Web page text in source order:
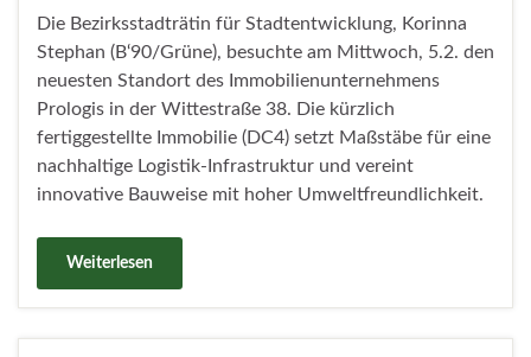
Die Bezirksstadträtin für Stadtentwicklung, Korinna
Stephan (B‘90/Grüne), besuchte am Mittwoch, 5.2. den
neuesten Standort des Immobilienunternehmens
Prologis in der Wittestraße 38. Die kürzlich
fertiggestellte Immobilie (DC4) setzt Maßstäbe für eine
nachhaltige Logistik-Infrastruktur und vereint
innovative Bauweise mit hoher Umweltfreundlichkeit.
Weiterlesen